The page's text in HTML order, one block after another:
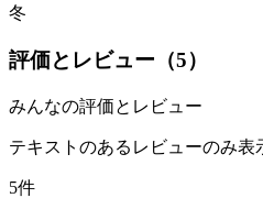
冬
評価とレビュー（5）
みんなの評価とレビュー
テキストのあるレビューのみ表
5件